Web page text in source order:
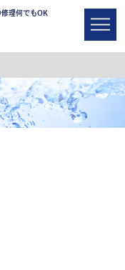
修理何でもOK